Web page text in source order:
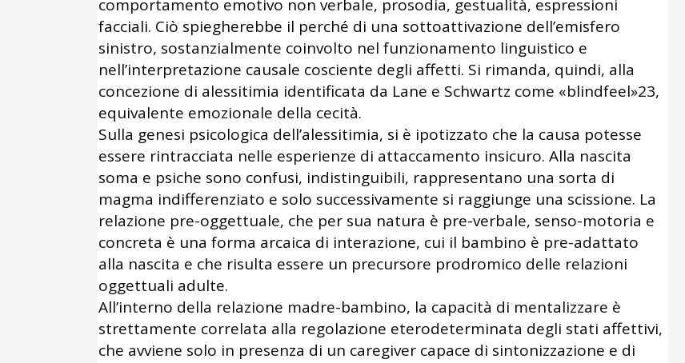
comportamento emotivo non verbale, prosodia, gestualità, espressioni
facciali. Ciò spiegherebbe il perché di una sottoattivazione dell’emisfero
sinistro, sostanzialmente coinvolto nel funzionamento linguistico e
nell’interpretazione causale cosciente degli affetti. Si rimanda, quindi, alla
concezione di alessitimia identificata da Lane e Schwartz come «blindfeel»23,
equivalente emozionale della cecità.
Sulla genesi psicologica dell’alessitimia, si è ipotizzato che la causa potesse
essere rintracciata nelle esperienze di attaccamento insicuro. Alla nascita
soma e psiche sono confusi, indistinguibili, rappresentano una sorta di
magma indifferenziato e solo successivamente si raggiunge una scissione. La
relazione pre-oggettuale, che per sua natura è pre-verbale, senso-motoria e
concreta è una forma arcaica di interazione, cui il bambino è pre-adattato
alla nascita e che risulta essere un precursore prodromico delle relazioni
oggettuali adulte.
All’interno della relazione madre-bambino, la capacità di mentalizzare è
strettamente correlata alla regolazione eterodeterminata degli stati affettivi,
che avviene solo in presenza di un caregiver capace di sintonizzazione e di